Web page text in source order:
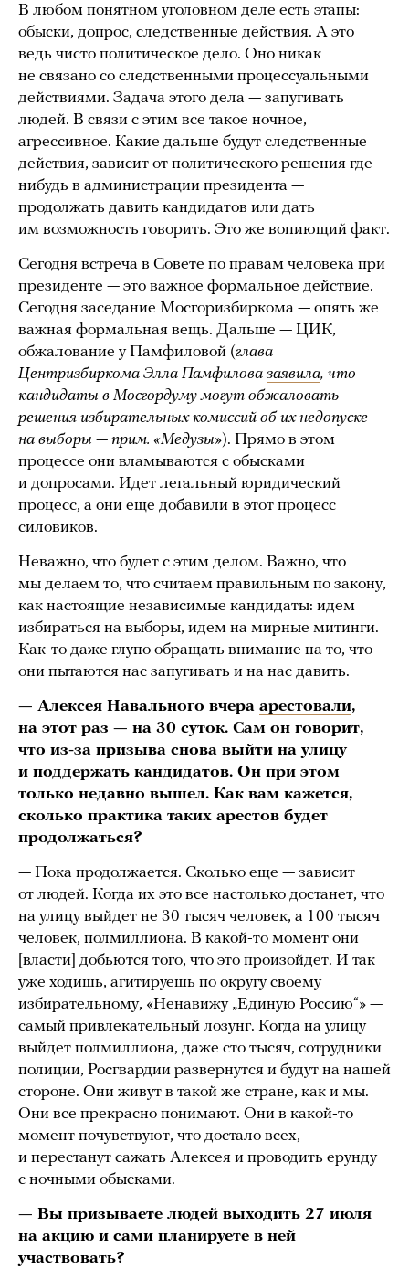
В любом понятном уголовном деле есть этапы:
обыски, допрос, следственные действия. А это
ведь чисто политическое дело. Оно никак
не связано со следственными процессуальными
действиями. Задача этого дела — запугивать
людей. В связи с этим все такое ночное,
агрессивное. Какие дальше будут следственные
действия, зависит от политического решения где-
нибудь в администрации президента —
продолжать давить кандидатов или дать
им возможность говорить. Это же вопиющий факт.
Сегодня встреча в Совете по правам человека при
президенте — это важное формальное действие.
Сегодня заседание Мосгоризбиркома — опять же
важная формальная вещь. Дальше — ЦИК,
обжалование у Памфиловой (глава
Центризбиркома Элла Памфилова заявила, что
кандидаты в Мосгордуму могут обжаловать
решения избирательных комиссий об их недопуске
на выборы — прим. «Медузы»). Прямо в этом
процессе они вламываются с обысками
и допросами. Идет легальный юридический
процесс, а они еще добавили в этот процесс
силовиков.
Неважно, что будет с этим делом. Важно, что
мы делаем то, что считаем правильным по закону,
как настоящие независимые кандидаты: идем
избираться на выборы, идем на мирные митинги.
Как-то даже глупо обращать внимание на то, что
они пытаются нас запугивать и на нас давить.
— Алексея Навального вчера арестовали,
на этот раз — на 30 суток. Сам он говорит,
что из-за призыва снова выйти на улицу
и поддержать кандидатов. Он при этом
только недавно вышел. Как вам кажется,
сколько практика таких арестов будет
продолжаться?
— Пока продолжается. Сколько еще — зависит
от людей. Когда их это все настолько достанет, что
на улицу выйдет не 30 тысяч человек, а 100 тысяч
человек, полмиллиона. В какой-то момент они
[власти] добьются того, что это произойдет. И так
уже ходишь, агитируешь по округу своему
избирательному, «Ненавижу „Единую Россию“» —
самый привлекательный лозунг. Когда на улицу
выйдет полмиллиона, даже сто тысяч, сотрудники
полиции, Росгвардии развернутся и будут на нашей
стороне. Они живут в такой же стране, как и мы.
Они все прекрасно понимают. Они в какой-то
момент почувствуют, что достало всех,
и перестанут сажать Алексея и проводить ерунду
с ночными обысками.
— Вы призываете людей выходить 27 июля
на акцию и сами планируете в ней
участвовать?